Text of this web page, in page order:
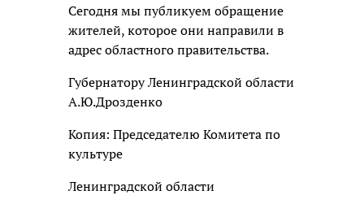
Сегодня мы публикуем обращение
жителей, которое они направили в
адрес областного правительства.
Губернатору Ленинградской области
А.Ю.Дрозденко
Копия: Председателю Комитета по
культуре
Ленинградской области